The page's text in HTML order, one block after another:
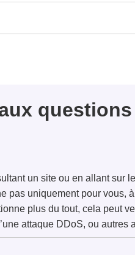
questions
un site ou en allant sur
pas uniquement pour vous,
plus du tout, cela peut
attaque DDoS, ou autres